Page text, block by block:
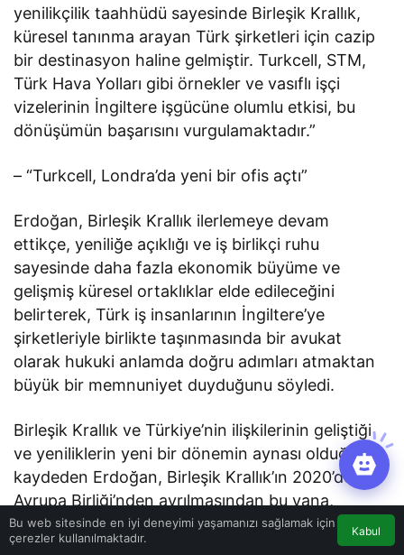
yenilikçilik taahhüdü sayesinde Birleşik Krallık,
küresel tanınma arayan Türk şirketleri için cazip
bir destinasyon haline gelmiştir. Turkcell, STM,
Türk Hava Yolları gibi örnekler ve vasıflı işçi
vizelerinin İngiltere işgücüne olumlu etkisi, bu
dönüşümün başarısını vurgulamaktadır.”
– “Turkcell, Londra’da yeni bir ofis açtı”
Erdoğan, Birleşik Krallık ilerlemeye devam
ettikçe, yeniliğe açıklığı ve iş birlikçi ruhu
sayesinde daha fazla ekonomik büyüme ve
gelişmiş küresel ortaklıklar elde edileceğini
belirterek, Türk iş insanlarının İngiltere’ye
şirketleriyle birlikte taşınmasında bir avukat
olarak hukuki anlamda doğru adımları atmaktan
büyük bir memnuniyet duyduğunu söyledi.
Birleşik Krallık ve Türkiye’nin ilişkilerinin geliştiği
ve yeniliklerin yeni bir dönemin aynası olduğunu
kaydeden Erdoğan, Birleşik Krallık’ın 2020’de
Avrupa Birliği’nden ayrılmasından bu yana,
yabancı yatırımcıları kucaklayan, Türkiye ile
bağlarını güçlendiren ve inovasyonu teşvik eden
Bu web sitesinde en iyi deneyimi yaşamanızı sağlamak için
çerezler kullanılmaktadır.
Kabul